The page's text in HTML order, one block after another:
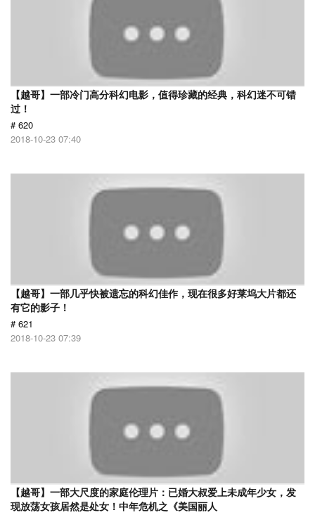
【越哥】一部冷门高分科幻电影，值得珍藏的经典，科幻迷不可错
过！
# 620
2018-10-23 07:40
【越哥】一部几乎快被遗忘的科幻佳作，现在很多好莱坞大片都还
有它的影子！
# 621
2018-10-23 07:39
【越哥】一部大尺度的家庭伦理片：已婚大叔爱上未成年少女，发
现放荡女孩居然是处女！中年危机之《美国丽人